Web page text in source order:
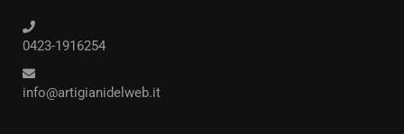
0423-1916254
info@artigianidelweb.it